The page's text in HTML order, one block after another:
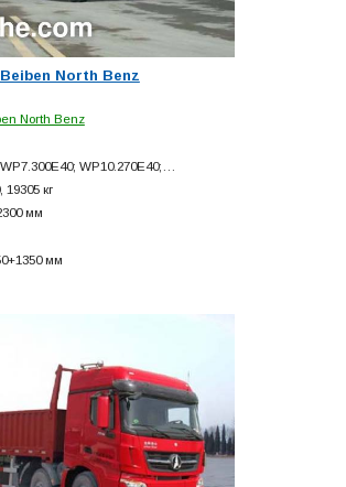
North Benz
North Benz
WP10.270E40;…
кг
мм
1350 мм